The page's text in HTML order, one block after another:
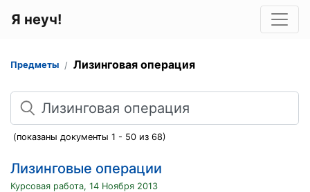
Я неуч!
Предметы Лизинговая операция
Поиск
(показаны документы 1 - 50 из 68)
Лизинговые операции
Курсовая работа, 14 Ноября 2013